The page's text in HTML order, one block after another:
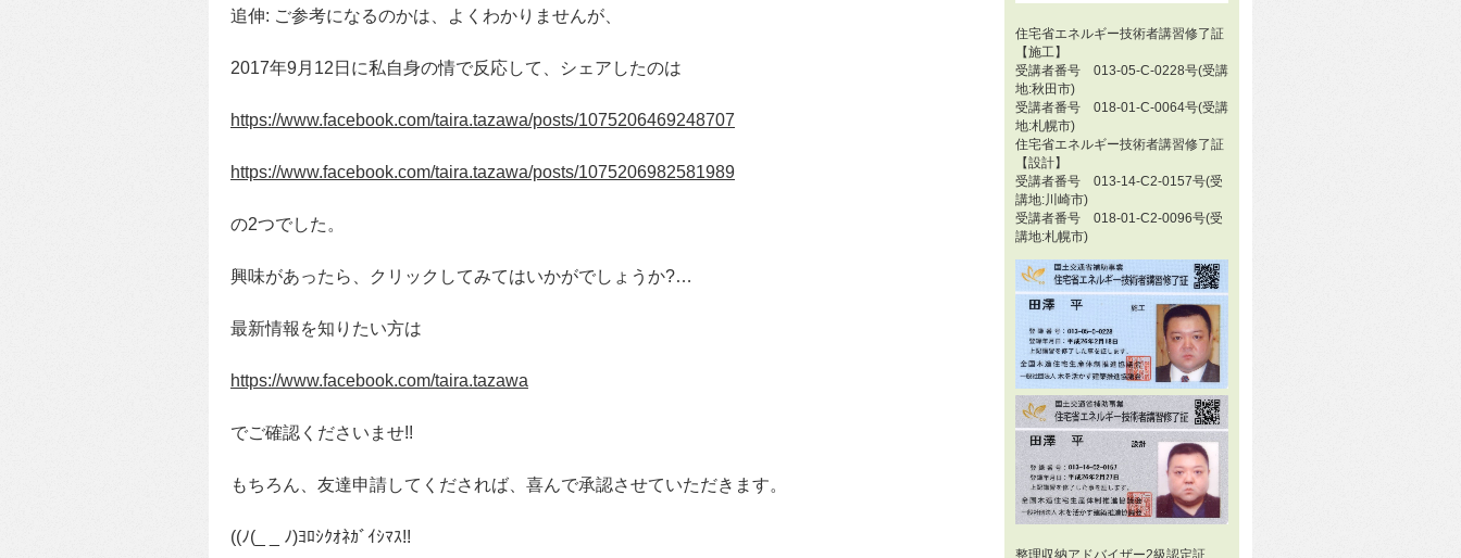
追伸: ご参考になるのかは、よくわかりませんが、
2017年9月12日に私自身の情で反応して、シェアしたのは
https://www.facebook.com/taira.tazawa/posts/1075206469248707
https://www.facebook.com/taira.tazawa/posts/1075206982581989
の2つでした。
興味があったら、クリックしてみてはいかがでしょうか?…
最新情報を知りたい方は
https://www.facebook.com/taira.tazawa
でご確認くださいませ!!
もちろん、友達申請してくだされば、喜んで承認させていただきます。
((ﾉ(_ _ ﾉ)ﾖﾛｼｸｵﾈｶﾞｲｼﾏｽ!!
住宅省エネルギー技術者講習修了証
【施工】
受講者番号 013-05-C-0228号(受講
地:秋田市)
受講者番号 018-01-C-0064号(受講
地:札幌市)
住宅省エネルギー技術者講習修了証
【設計】
受講者番号 013-14-C2-0157号(受
講地:川崎市)
受講者番号 018-01-C2-0096号(受
講地:札幌市)